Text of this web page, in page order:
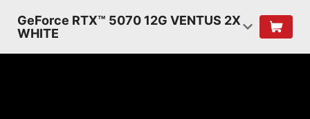
GeForce RTX™ 5070 12G VENTUS 2X
WHITE